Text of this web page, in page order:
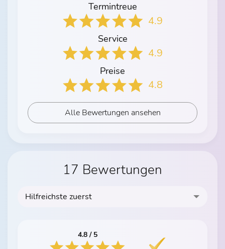
Termintreue
4.9
Service
4.9
Preise
4.8
Alle Bewertungen ansehen
17 Bewertungen
Hilfreichste zuerst
4.8 / 5